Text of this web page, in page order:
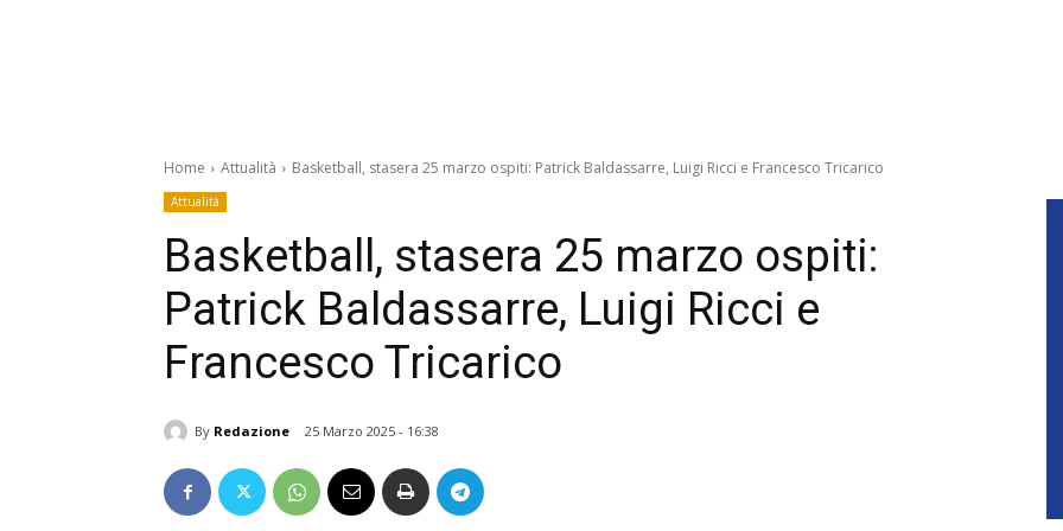
Home Attualità Basketball, stasera 25 marzo ospiti: Patrick Baldassarre, Luigi Ricci e Francesco Tricarico
Attualità
Basketball, stasera 25 marzo ospiti:
Patrick Baldassarre, Luigi Ricci e
Francesco Tricarico
By Redazione 25 Marzo 2025 - 16:38